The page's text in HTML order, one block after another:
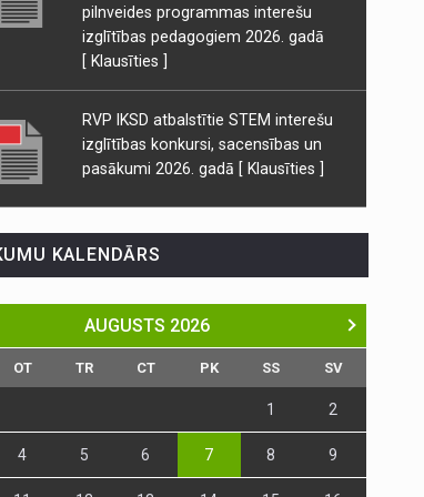
pilnveides programmas interešu
izglītības pedagogiem 2026. gadā
[ Klausīties ]
RVP IKSD atbalstītie STEM interešu
izglītības konkursi, sacensības un
pasākumi 2026. gadā [ Klausīties ]
KALENDĀRS
AUGUSTS 2026
OT TR CT PK SS SV
1 2
4 5 6 7 8 9